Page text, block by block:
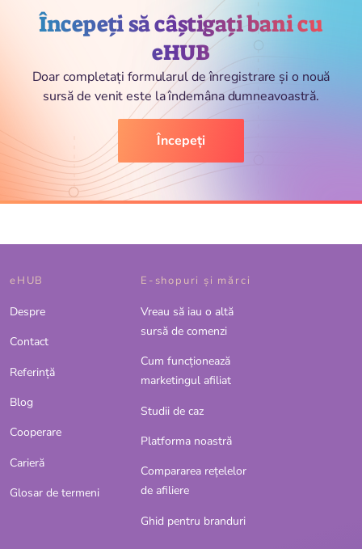
Începeți să câștigați bani cu
eHUB
Doar completați formularul de înregistrare și o nouă
sursă de venit este la îndemâna dumneavoastră.
Începeți
eHUB
Despre
Contact
Referinţă
Blog
Cooperare
Carieră
Glosar de termeni
E-shopuri și mărci
Vreau să iau o altă
sursă de comenzi
Cum funcționează
marketingul afiliat
Studii de caz
Platforma noastră
Compararea rețelelor
de afiliere
Ghid pentru branduri